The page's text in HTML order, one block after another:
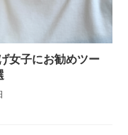
女子にお勧めツー